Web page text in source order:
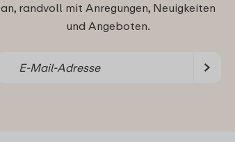
an, randvoll mit Anregungen, Neuigkeiten
und Angeboten.